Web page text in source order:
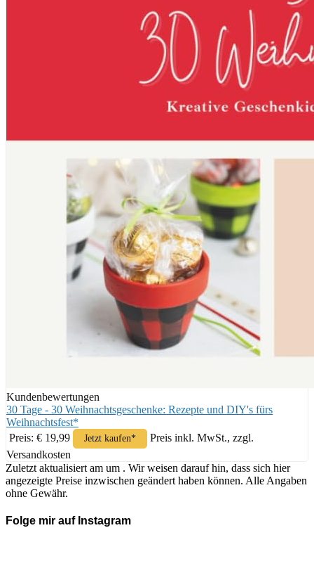
Kundenbewertungen
30 Tage - 30 Weihnachtsgeschenke: Rezepte und DIY's fürs
Weihnachtsfest*
Preis: € 19,99
Jetzt kaufen*
Preis inkl. MwSt., zzgl.
Versandkosten
Zuletzt aktualisiert am um . Wir weisen darauf hin, dass sich hier
angezeigte Preise inzwischen geändert haben können. Alle Angaben
ohne Gewähr.
Folge mir auf Instagram